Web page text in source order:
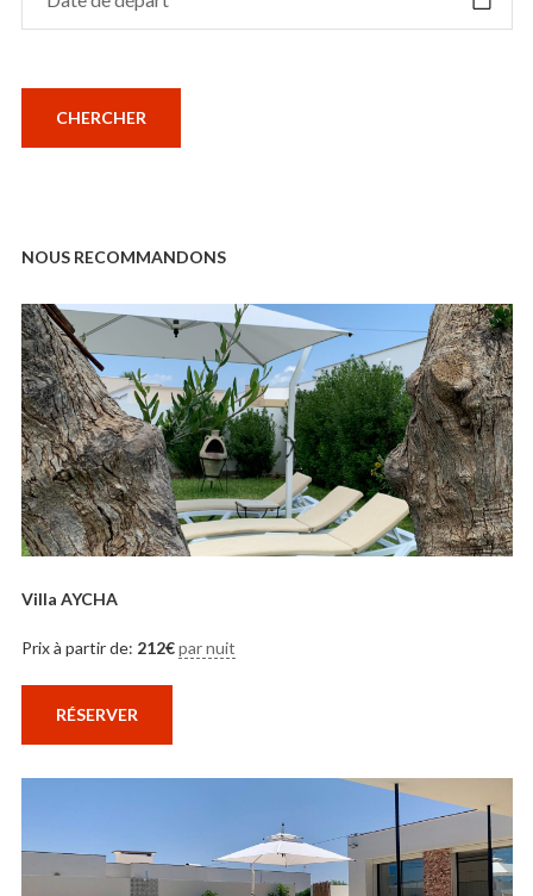
NOUS RECOMMANDONS
Villa AYCHA
Prix à partir de: 212€ par nuit
RÉSERVER